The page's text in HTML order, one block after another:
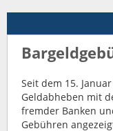
Seit dem 15.
Geldabheben mit
fremder Banken
Gebühren